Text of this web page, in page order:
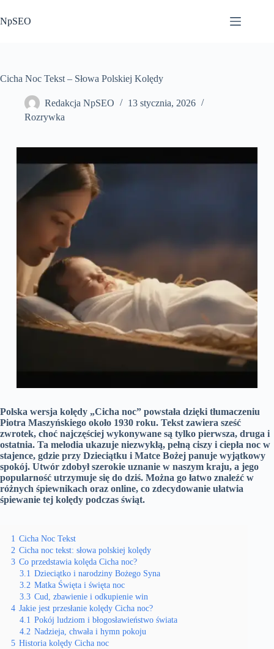
do
treści
NpSEO
Cicha Noc Tekst – Słowa Polskiej Kolędy
Redakcja NpSEO
13 stycznia, 2026
Rozrywka
Polska wersja kolędy „Cicha noc” powstała dzięki tłumaczeniu
Piotra Maszyńskiego około 1930 roku. Tekst zawiera sześć
zwrotek, choć najczęściej wykonywane są tylko pierwsza, druga i
ostatnia. Ta melodia ukazuje niezwykłą, pełną ciszy i ciepła noc w
stajence, gdzie przy Dzieciątku i Matce Bożej panuje wyjątkowy
spokój. Utwór zdobył szerokie uznanie w naszym kraju, a jego
popularność utrzymuje się do dziś. Można go łatwo znaleźć w
różnych śpiewnikach oraz online, co zdecydowanie ułatwia
śpiewanie tej kolędy podczas świąt.
1 Cicha Noc Tekst
2 Cicha noc tekst: słowa polskiej kolędy
3 Co przedstawia kolęda Cicha noc?
3.1 Dzieciątko i narodziny Bożego Syna
3.2 Matka Święta i święta noc
3.3 Cud, zbawienie i odkupienie win
4 Jakie jest przesłanie kolędy Cicha noc?
4.1 Pokój ludziom i błogosławieństwo świata
4.2 Nadzieja, chwała i hymn pokoju
5 Historia kolędy Cicha noc